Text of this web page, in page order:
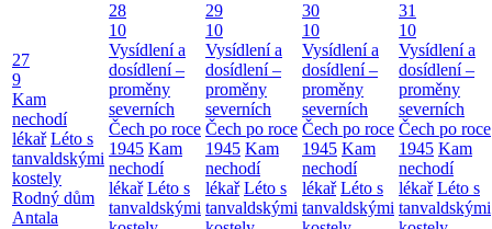
27
9
Kam
nechodí
lékař Léto s
tanvaldskými
kostely
Rodný dům
Antala
28
10
Vysídlení a
dosídlení –
proměny
severních
Čech po roce
1945 Kam
nechodí
lékař Léto s
tanvaldskými
29
10
Vysídlení a
dosídlení –
proměny
severních
Čech po roce
1945 Kam
nechodí
lékař Léto s
tanvaldskými
30
10
Vysídlení a
dosídlení –
proměny
severních
Čech po roce
1945 Kam
nechodí
lékař Léto s
tanvaldskými
31
10
Vysídlení a
dosídlení –
proměny
severních
Čech po roce
1945 Kam
nechodí
lékař Léto s
tanvaldskými